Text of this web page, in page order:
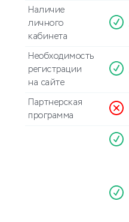
Наличие
личного
кабинета
Необходимость
регистрации
на сайте
Партнерская
программа